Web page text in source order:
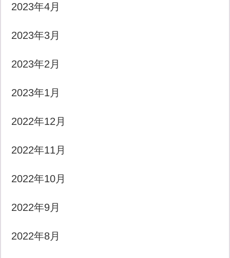
2023年4月
2023年3月
2023年2月
2023年1月
2022年12月
2022年11月
2022年10月
2022年9月
2022年8月